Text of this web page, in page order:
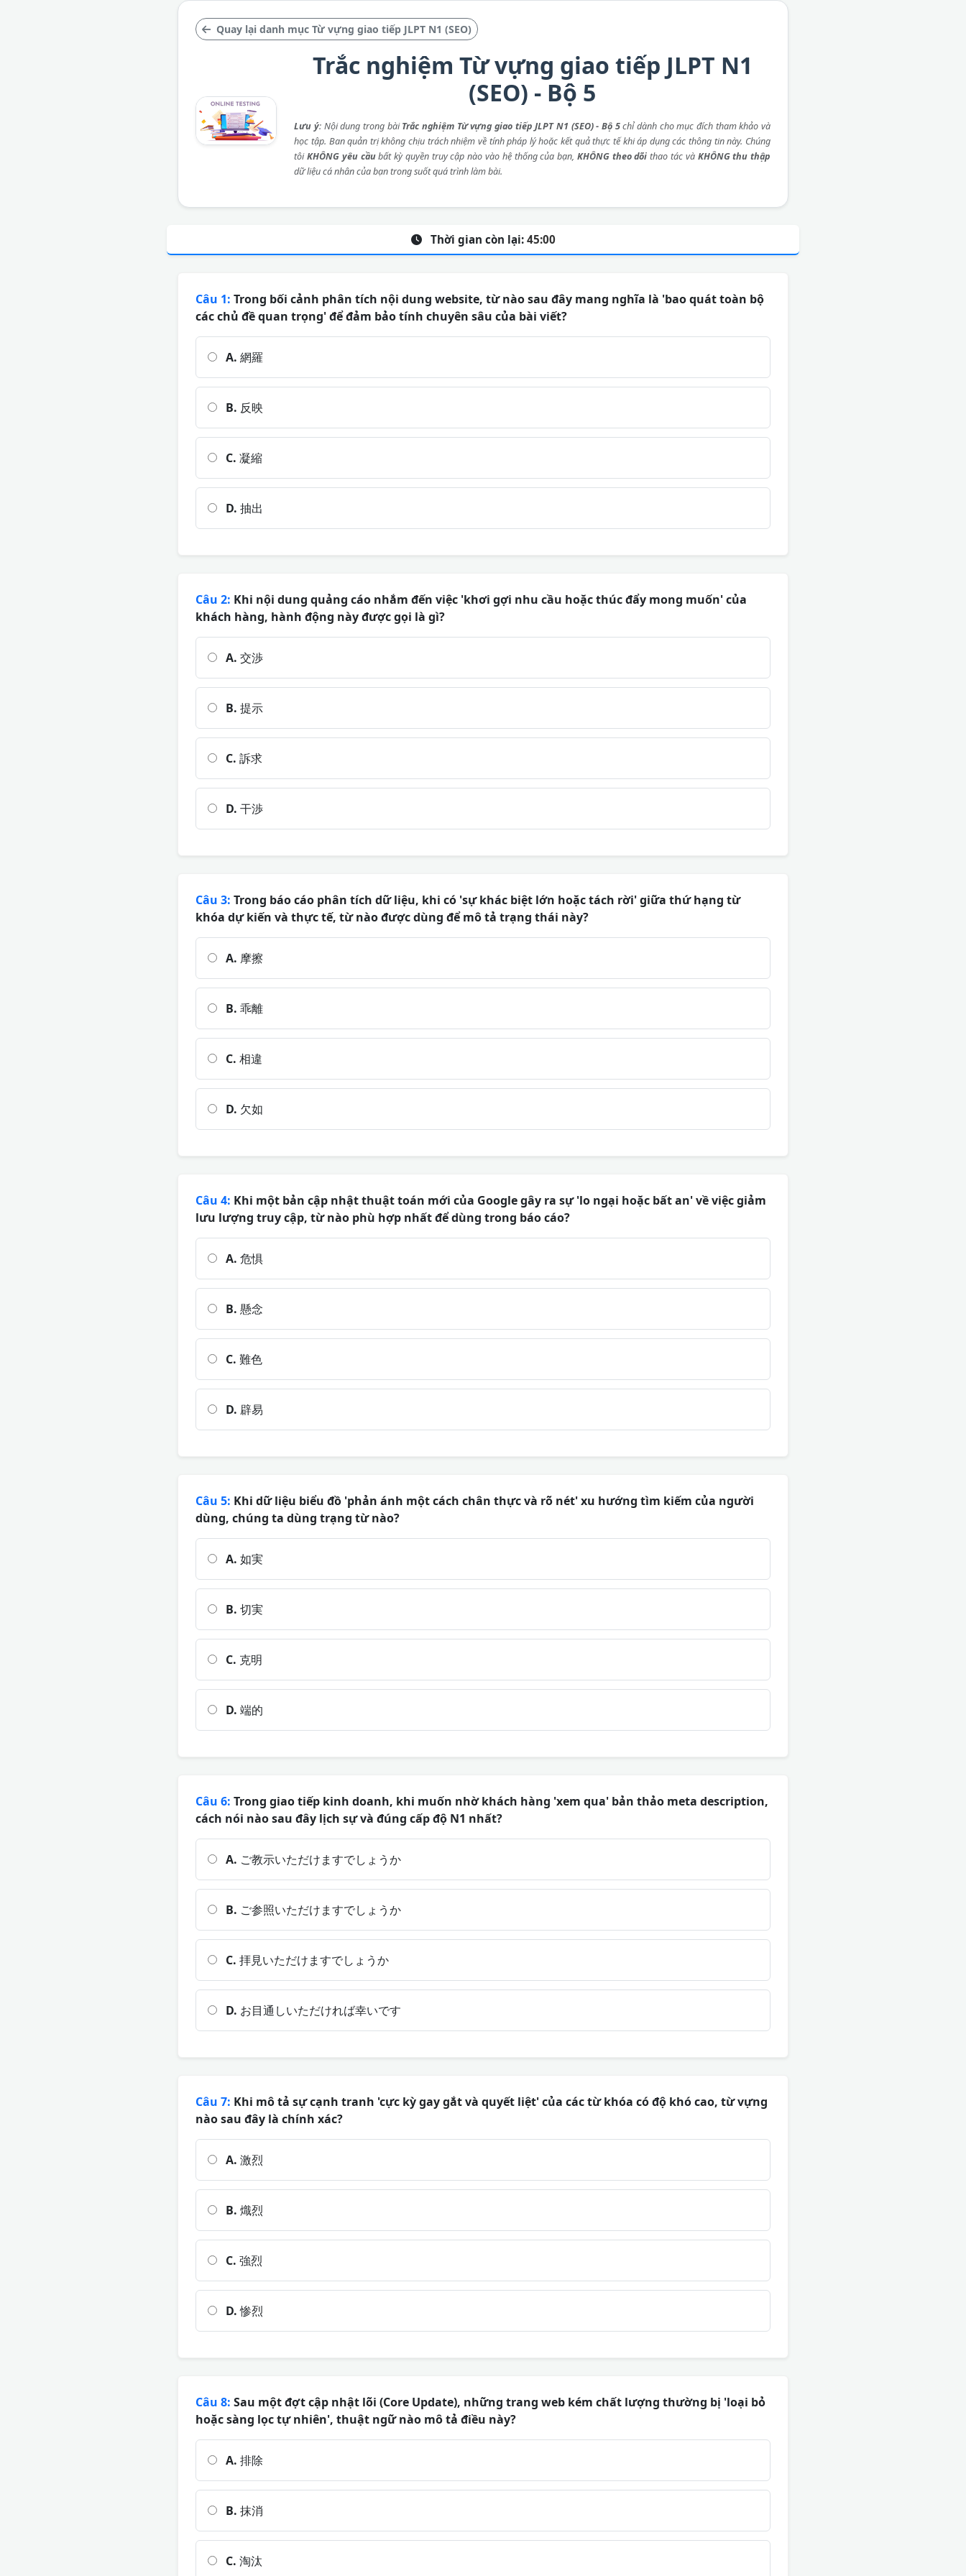
Quay lại danh mục Từ vựng giao tiếp JLPT N1 (SEO)
Trắc nghiệm Từ vựng giao tiếp JLPT N1
(SEO) - Bộ 5
Lưu ý: Nội dung trong bàiTrắc nghiệm Từ vựng giao tiếp JLPT N1 (SEO) - Bộ 5chỉ dành cho mục đích tham khảo và
học tập. Ban quản trị không chịu trách nhiệm về tính pháp lý hoặc kết quả thực tế khi áp dụng các thông tin này. Chúng
tôiKHÔNG yêu cầubất kỳ quyền truy cập nào vào hệ thống của bạn, KHÔNG theo dõi thao tác và KHÔNG thu thập
dữ liệu cá nhân của bạn trong suốt quá trình làm bài.
Thời gian còn lại: 45:00
Câu 1: Trong bối cảnh phân tích nội dung website, từ nào sau đây mang nghĩa là 'bao quát toàn bộ
các chủ đề quan trọng' để đảm bảo tính chuyên sâu của bài viết?
A. 網羅
B. 反映
C. 凝縮
D. 抽出
Câu 2: Khi nội dung quảng cáo nhắm đến việc 'khơi gợi nhu cầu hoặc thúc đẩy mong muốn' của
khách hàng, hành động này được gọi là gì?
A. 交渉
B. 提示
C. 訴求
D. 干渉
Câu 3: Trong báo cáo phân tích dữ liệu, khi có 'sự khác biệt lớn hoặc tách rời' giữa thứ hạng từ
khóa dự kiến và thực tế, từ nào được dùng để mô tả trạng thái này?
A. 摩擦
B. 乖離
C. 相違
D. 欠如
Câu 4: Khi một bản cập nhật thuật toán mới của Google gây ra sự 'lo ngại hoặc bất an' về việc giảm
lưu lượng truy cập, từ nào phù hợp nhất để dùng trong báo cáo?
A. 危惧
B. 懸念
C. 難色
D. 辟易
Câu 5: Khi dữ liệu biểu đồ 'phản ánh một cách chân thực và rõ nét' xu hướng tìm kiếm của người
dùng, chúng ta dùng trạng từ nào?
A. 如実
B. 切実
C. 克明
D. 端的
Câu 6: Trong giao tiếp kinh doanh, khi muốn nhờ khách hàng 'xem qua' bản thảo meta description,
cách nói nào sau đây lịch sự và đúng cấp độ N1 nhất?
A. ご教示いただけますでしょうか
B. ご参照いただけますでしょうか
C. 拝見いただけますでしょうか
D. お目通しいただければ幸いです
Câu 7: Khi mô tả sự cạnh tranh 'cực kỳ gay gắt và quyết liệt' của các từ khóa có độ khó cao, từ vựng
nào sau đây là chính xác?
A. 激烈
B. 熾烈
C. 強烈
D.惨烈
Câu 8: Sau một đợt cập nhật lõi (Core Update), những trang web kém chất lượng thường bị 'loại bỏ
hoặc sàng lọc tự nhiên', thuật ngữ nào mô tả điều này?
A. 排除
B. 抹消
C. 淘汰